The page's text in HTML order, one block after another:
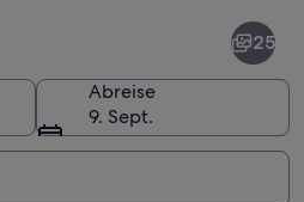
25
Abreise
9. Sept.